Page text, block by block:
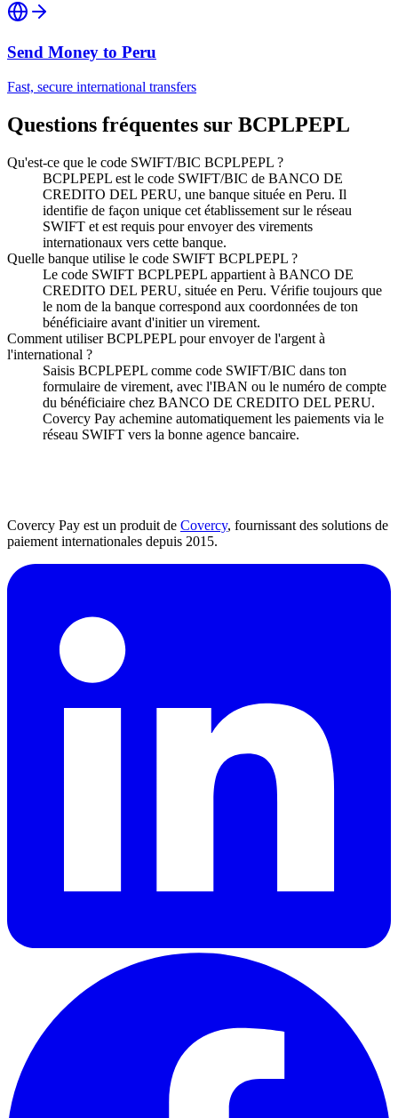
Send Money to Peru
Fast, secure international transfers
Questions fréquentes sur BCPLPEPL
Qu'est-ce que le code SWIFT/BIC BCPLPEPL ?
BCPLPEPL est le code SWIFT/BIC de BANCO DE
CREDITO DEL PERU, une banque située en Peru. Il
identifie de façon unique cet établissement sur le réseau
SWIFT et est requis pour envoyer des virements
internationaux vers cette banque.
Quelle banque utilise le code SWIFT BCPLPEPL ?
Le code SWIFT BCPLPEPL appartient à BANCO DE
CREDITO DEL PERU, située en Peru. Vérifie toujours que
le nom de la banque correspond aux coordonnées de ton
bénéficiaire avant d'initier un virement.
Comment utiliser BCPLPEPL pour envoyer de l'argent à
l'international ?
Saisis BCPLPEPL comme code SWIFT/BIC dans ton
formulaire de virement, avec l'IBAN ou le numéro de compte
du bénéficiaire chez BANCO DE CREDITO DEL PERU.
Covercy Pay achemine automatiquement les paiements via le
réseau SWIFT vers la bonne agence bancaire.
Covercy Pay est un produit de Covercy, fournissant des solutions de
paiement internationales depuis 2015.